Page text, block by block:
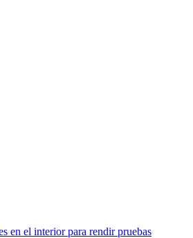
en el interior para rendir pruebas